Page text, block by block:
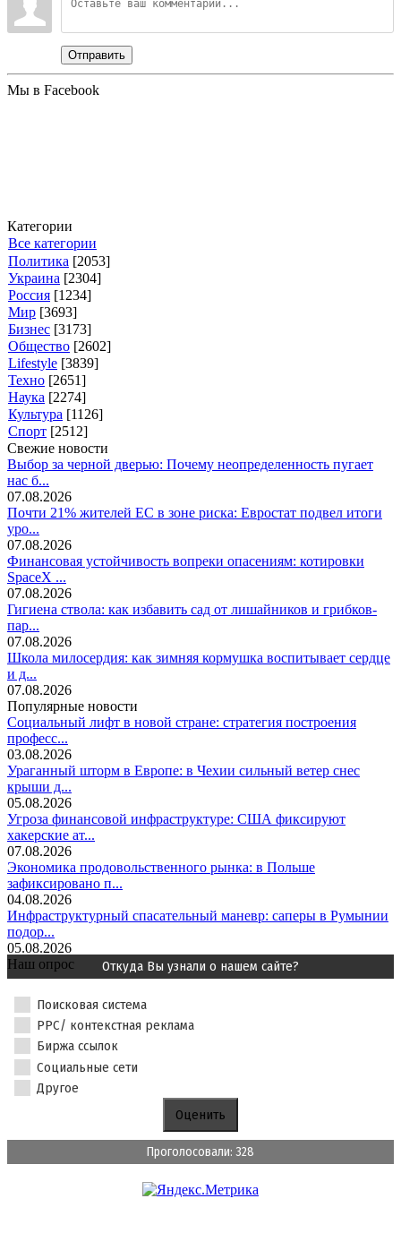
Отправить
Мы в Facebook
Категории
Все категории
Политика [2053]
Украина [2304]
Россия [1234]
Мир [3693]
Бизнес [3173]
Общество [2602]
Lifestyle [3839]
Техно [2651]
Наука [2274]
Культура [1126]
Спорт [2512]
Свежие новости
Выбор за черной дверью: Почему неопределенность пугает
нас б...
07.08.2026
Почти 21% жителей ЕС в зоне риска: Евростат подвел итоги
уро...
07.08.2026
Финансовая устойчивость вопреки опасениям: котировки
SpaceX ...
07.08.2026
Гигиена ствола: как избавить сад от лишайников и грибков-
пар...
07.08.2026
Школа милосердия: как зимняя кормушка воспитывает сердце
и д...
07.08.2026
Популярные новости
Социальный лифт в новой стране: стратегия построения
професс...
03.08.2026
Ураганный шторм в Европе: в Чехии сильный ветер снес
крыши д...
05.08.2026
Угроза финансовой инфраструктуре: США фиксируют
хакерские ат...
07.08.2026
Экономика продовольственного рынка: в Польше
зафиксировано п...
04.08.2026
Инфраструктурный спасательный маневр: саперы в Румынии
подор...
05.08.2026
Наш опрос
Откуда Вы узнали о нашем сайте?
Поисковая система
PPC/ контекстная реклама
Биржа ссылок
Социальные сети
Другое
Проголосовали: 328